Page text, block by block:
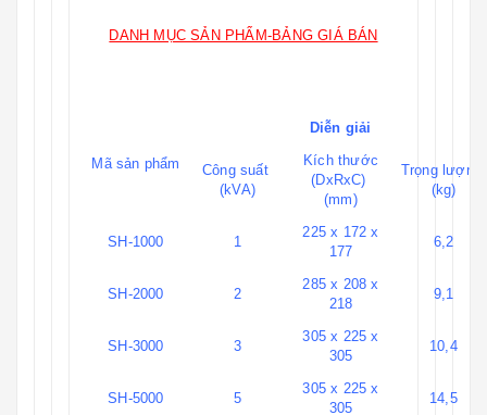
DANH MỤC SẢN PHẨM-BẢNG GIÁ BÁN
Mã sản phẩm
Diễn giải
Công suất
(kVA)
Kích thước
(DxRxC)
(mm)
Trọng lượng
(kg)
SH-1000 1
225 x 172 x
177
6,2
SH-2000 2
285 x 208 x
218
9,1
SH-3000 3
305 x 225 x
305
10,4
SH-5000 5
305 x 225 x
305
14,5